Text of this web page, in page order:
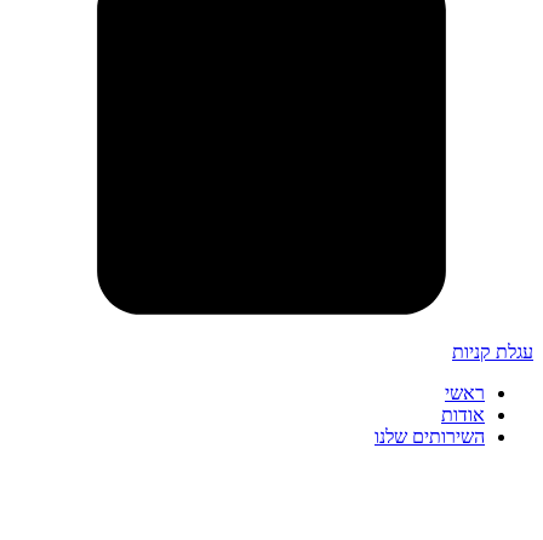
עגלת קניות
ראשי
אודות
השירותים שלנו